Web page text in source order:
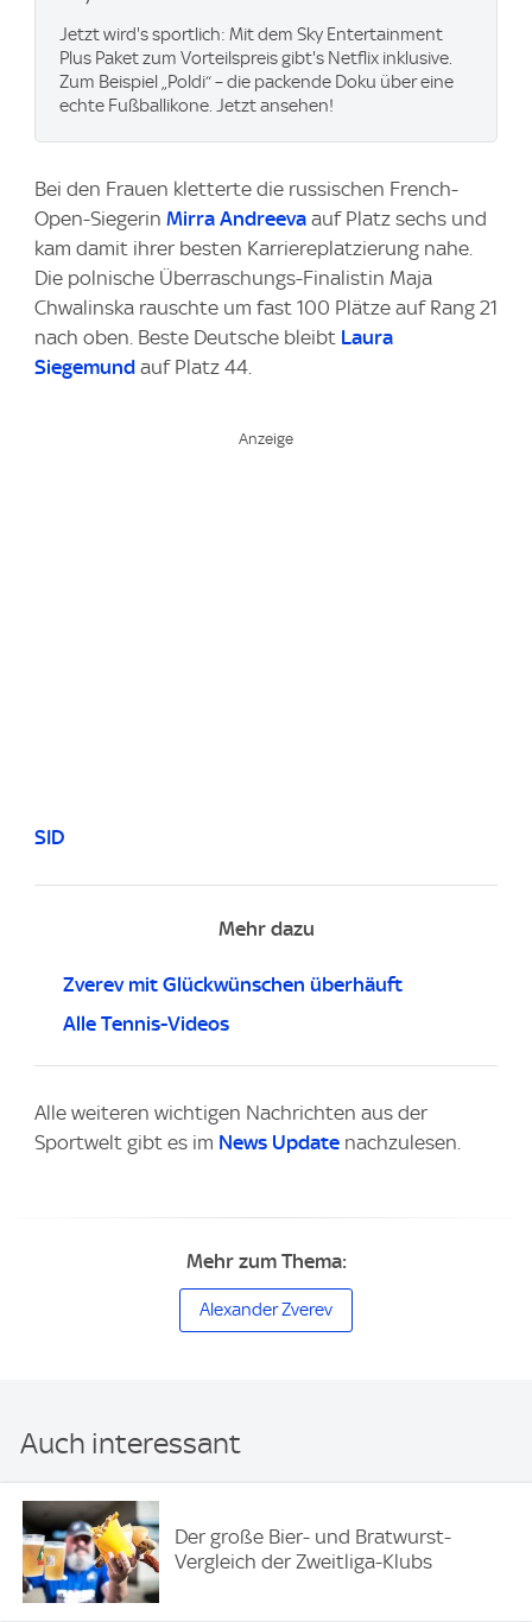
Jetzt wird's sportlich: Mit dem Sky Entertainment
Plus Paket zum Vorteilspreis gibt's Netflix inklusive.
Zum Beispiel „Poldi“ – die packende Doku über eine
echte Fußballikone. Jetzt ansehen!
Bei den Frauen kletterte die russischen French-
Open-Siegerin Mirra Andreeva auf Platz sechs und
kam damit ihrer besten Karriereplatzierung nahe.
Die polnische Überraschungs-Finalistin Maja
Chwalinska rauschte um fast 100 Plätze auf Rang 21
nach oben. Beste Deutsche bleibt Laura
Siegemund auf Platz 44.
SID
Mehr dazu
Zverev mit Glückwünschen überhäuft
Alle Tennis-Videos
Alle weiteren wichtigen Nachrichten aus der
Sportwelt gibt es im News Update nachzulesen.
Mehr zum Thema:
Alexander Zverev
Auch interessant
Der große Bier- und Bratwurst-
Vergleich der Zweitliga-Klubs